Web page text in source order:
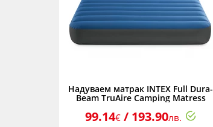
Надуваем матрак INTEX Full Dura-
Beam TruAire Camping Matress
99.14€ / 193.90лв.